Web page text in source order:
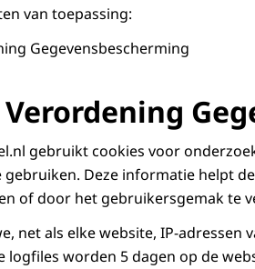
van toepassing:
Gegevensbescherming
gebruikt cookies voor
gebruiken. Deze informatie helpt
of door het gebruikersgemak te
net als elke website, IP-adressen
logfiles worden 5 dagen op de